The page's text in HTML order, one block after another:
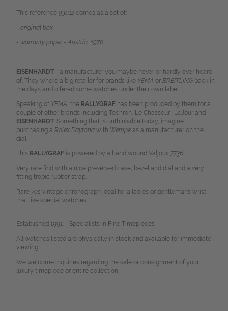
This reference 93012comes as a set of:
- original box
- warranty paper - Austria, 1970
EISENHARDT- a manufacturer you maybe never or hardly ever heard
of. They where a big retailer for brands like YEMA or BREITLINGback in
the days and offered some watches under their own label.
Speaking of YEMA, the RALLYGRAFhas been produced by them for a
couple of other brands including Techron, Le Chasseur, LeJour and
EISENHARDT. Something that is unthinkable today, imagine
purchasing a Rolex Daytonawith Wempeas a manufacturer on the
dial.
This RALLYGRAFis powered by a hand wound Valjoux 7736.
Very rare find with a nice preserved case, bezel and dial and a very
fitting tropic rubber strap.
Rare 70s vintage chronograph ideal for a ladies or gentlemans wrist
that like special watches.
Established 1991 – Specialists in Fine Timepieces
All watches listed are physically in stock and available for immediate
viewing.
We welcome inquiries regarding the sale or consignment of your
luxury timepiece or entire collection.